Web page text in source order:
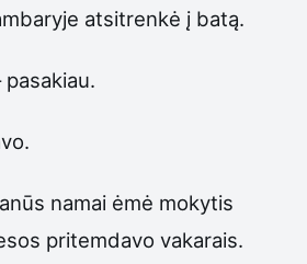
atsitrenkė į batą.
pasakiau.
namai ėmė mokytis
pritemdavo vakarais.